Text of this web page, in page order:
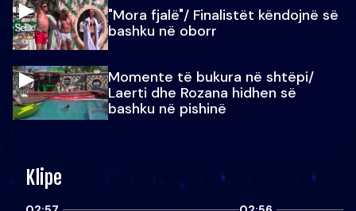
"Mora fjalë"/ Finalistët këndojnë së
bashku në oborr
Momente të bukura në shtëpi/
Laerti dhe Rozana hidhen së
bashku në pishinë
Klipe